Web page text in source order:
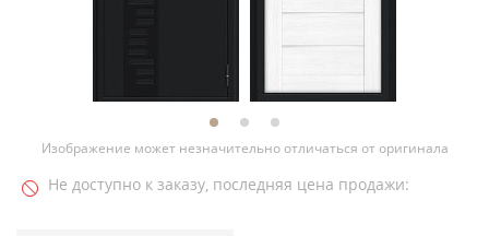
Изображение может незначительно отличаться от оригинала
Не доступно к заказу, последняя цена продажи: